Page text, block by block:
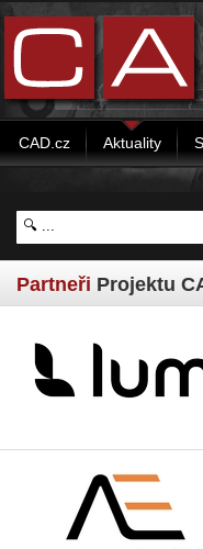
CAD.cz Aktuality
Partneři Projektu